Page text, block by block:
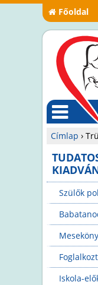
Főoldal
hely
Címlap ›
M
en
üSzülők
Iskola-